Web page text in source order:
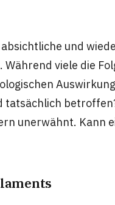
und
viele die
tatsächlich
unerwähnt. Kann